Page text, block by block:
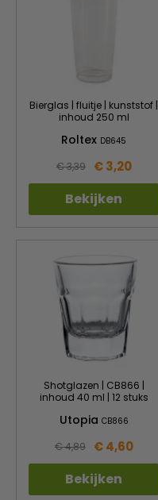
Bierglas | fluitje | kunststof |
inhoud 250 ml
Roltex DB645
€ 3,39 € 3,20
Bekijken
Shotglazen | CB866 |
inhoud 40 ml | 12 stuks
Utopia CB866
€ 4,89 € 4,60
Bekijken